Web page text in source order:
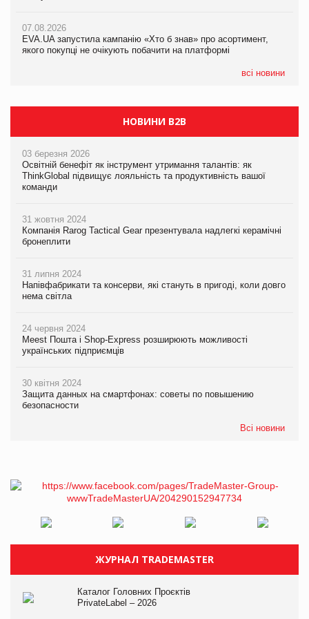
07.08.2026
EVA.UA запустила кампанію «Хто б знав» про асортимент,
якого покупці не очікують побачити на платформі
всі новини
05.08.2026
Мережа супермаркетів VARUS купує мережу магазинів
НОВИНИ B2B
03 березня 2026
Освітній бенефіт як інструмент утримання талантів: як
ThinkGlobal підвищує лояльність та продуктивність вашої
команди
31 жовтня 2024
Компанія Rarog Tactical Gear презентувала надлегкі керамічні
бронеплити
31 липня 2024
Напівфабрикати та консерви, які стануть в пригоді, коли довго
нема світла
24 червня 2024
Meest Пошта і Shop-Express розширюють можливості
українських підприємців
30 квітня 2024
Защита данных на смартфонах: советы по повышению
безопасности
Всі новини
ЖУРНАЛ TRADEMASTER
Каталог Головних Проєктів
PrivateLabel – 2026